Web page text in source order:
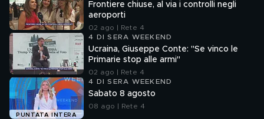
Frontiere chiuse, al via i controlli negli
aeroporti
02 ago | Rete 4
4 DI SERA WEEKEND
Ucraina, Giuseppe Conte: "Se vinco le
Primarie stop alle armi"
02 ago | Rete 4
PUNTATA INTERA
4 DI SERA WEEKEND
Sabato 8 agosto
08 ago | Rete 4